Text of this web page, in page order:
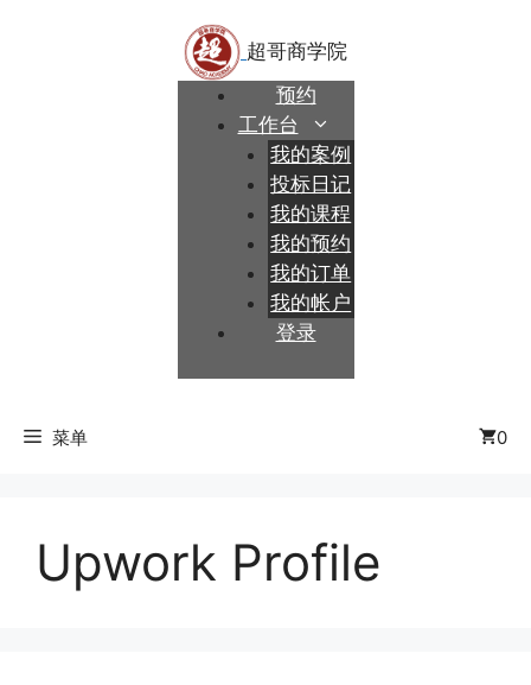
预约
工作台
我的案例
投标日记
我的课程
我的预约
我的订单
我的帐户
登录
菜单 0
Upwork Profile